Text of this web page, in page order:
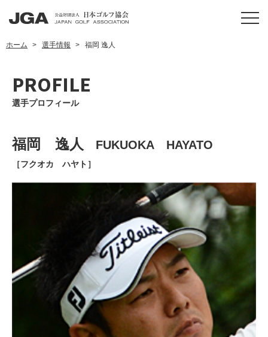
ホーム 選手情報 福岡 逸人
PROFILE
選手プロフィール
福岡 逸人 FUKUOKA HAYATO
［フクオカ ハヤト］